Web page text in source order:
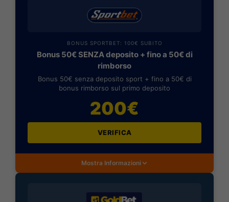
BONUS SPORTBET: 100€ SUBITO
Bonus 50€ SENZA deposito + fino a 50€ di
rimborso
Bonus 50€ senza deposito sport + fino a 50€ di
bonus rimborso sul primo deposito
200€
VERIFICA
Mostra Informazioni